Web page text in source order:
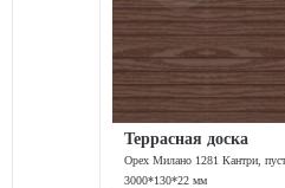
Террасная доска
Орех Милано 1281 Кантри,
3000*130*22 мм